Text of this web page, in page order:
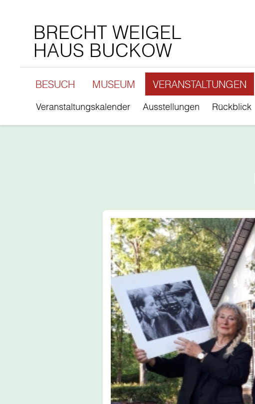
BRECHT WEIGEL
HAUS BUCKOW
BESUCH MUSEUM VERANSTALTUNGEN
Veranstaltungskalender Ausstellungen Rückblick